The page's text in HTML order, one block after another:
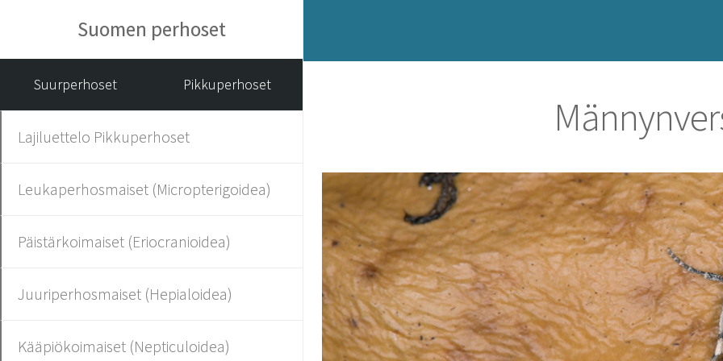
Suomen perhoset
Suurperhoset Pikkuperhoset
Lajiluettelo Pikkuperhoset
Leukaperhosmaiset (Micropterigoidea)
Päistärkoimaiset (Eriocranioidea)
Juuriperhosmaiset (Hepialoidea)
Kääpiökoimaiset (Nepticuloidea)